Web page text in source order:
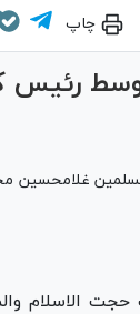
چاپ
رئیس
غلامحسین
الاسلام